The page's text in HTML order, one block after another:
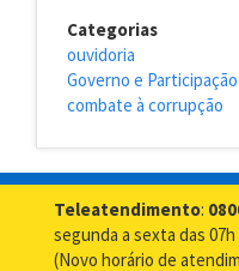
Categorias
ouvidoria
Governo e
combate à corrupção
Teleatendimento:
segunda a sexta das 07h
(Novo horário de